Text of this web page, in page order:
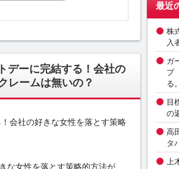
デーに完結する！会社の
レームは無いの？
会社の好きな女性を落とす策略
な女性を落とす策略的方法が
最近
株
入
ガ
プ
る
目
の
高
タ
上